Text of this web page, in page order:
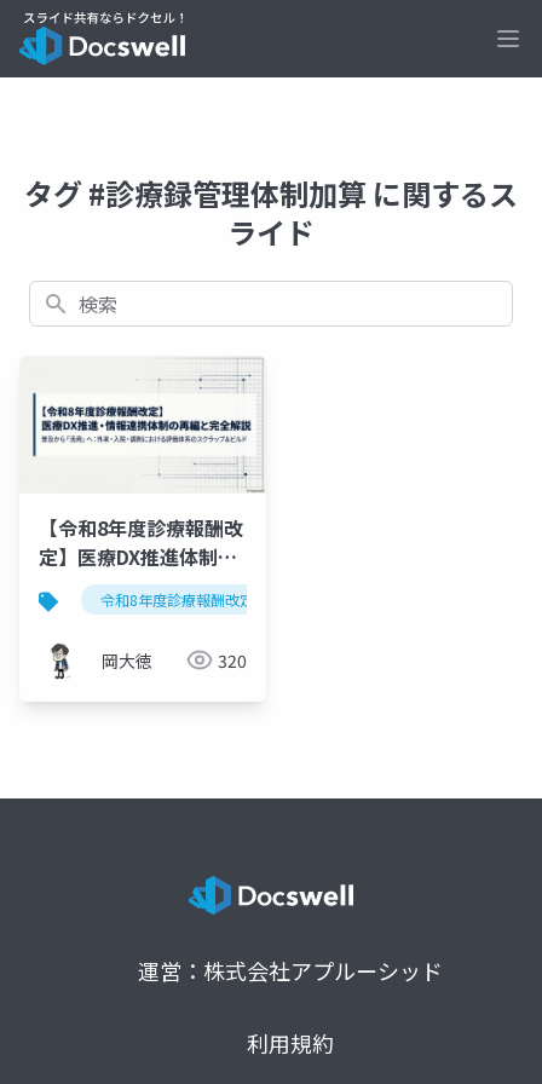
タグ #診療録管理体制加算 に関するス
ライド
検索
【令和8年度診療報酬改
定】医療DX推進体制整
備加算の再編を図解で
完全解説
令和8年度診療報酬改定
岡大徳 320
運営：株式会社アプルーシッド
利用規約